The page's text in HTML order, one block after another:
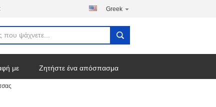
Greek
με Ζητήστε ένα απόσπασμα